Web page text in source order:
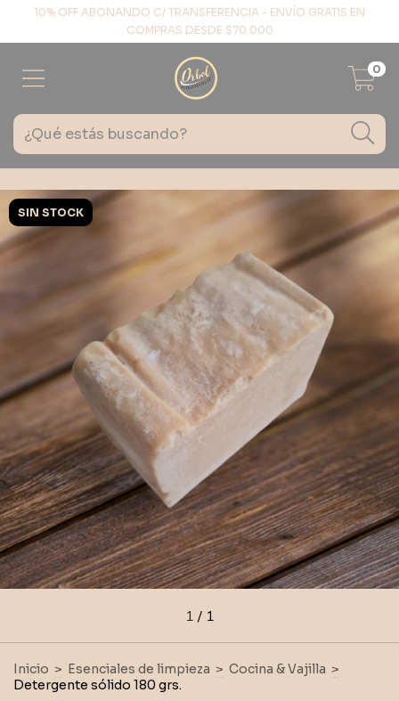
10% OFF ABONANDO C/ TRANSFERENCIA - ENVÍO GRATIS EN
COMPRAS DESDE $70.000
0
SIN STOCK
1 / 1
Inicio > Esenciales de limpieza > Cocina & Vajilla >
Detergente sólido 180 grs.